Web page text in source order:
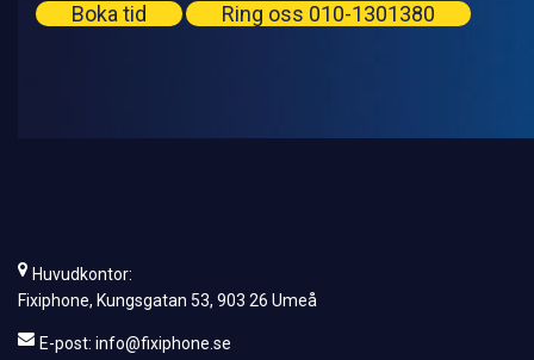
Boka tid Ring oss 010-1301380
Huvudkontor:
Fixiphone, Kungsgatan 53, 903 26 Umeå
E-post: info@fixiphone.se